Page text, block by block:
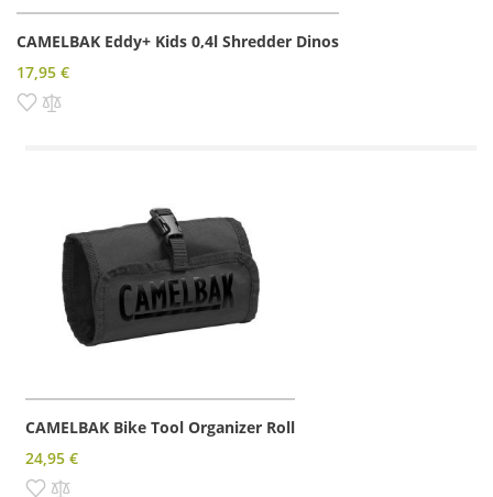
CAMELBAK Eddy+ Kids 0,4l Shredder Dinos
17,95 €
Pridať do zoznamu prianí
CAMELBAK Bike Tool Organizer Roll
24,95 €
Pridať do zoznamu prianí